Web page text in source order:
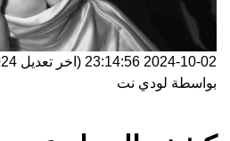
2024-10-02 23:14:56 (اخر تعديل 23:14:56
بواسطة لودي نت